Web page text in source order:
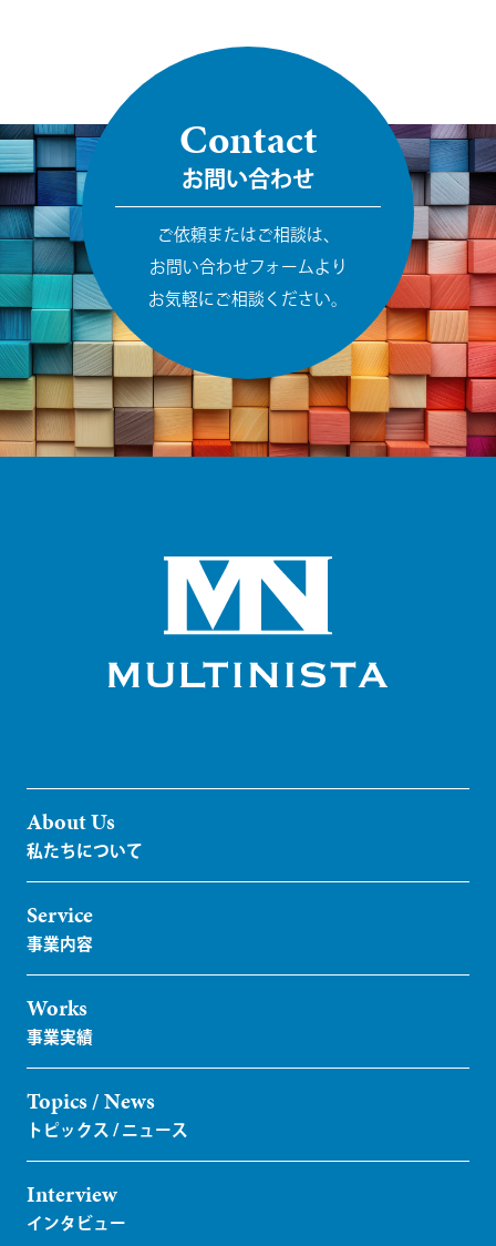
Contact
お問い合わせ
ご依頼またはご相談は、
お問い合わせフォームより
お気軽にご相談ください。
About Us
Service
Works
Topics / News
Interview